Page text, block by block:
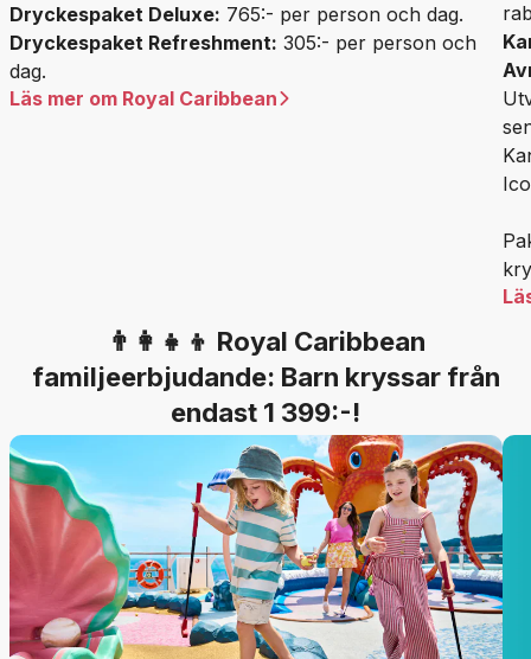
Dryckespaket Deluxe: 765:- per person och dag.
Dryckespaket Refreshment: 305:- per person och
dag.
Läs mer om Royal Caribbean
👨‍👩‍👧‍👦 Royal Caribbean
familjeerbjudande: Barn kryssar från
endast 1 399:-!